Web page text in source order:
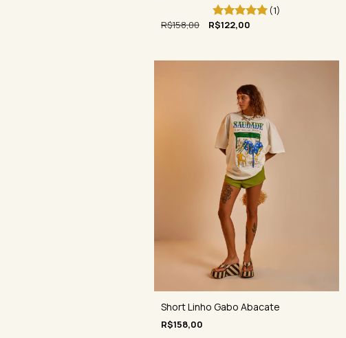
(1)
R$158,00
R$122,00
Short Linho Gabo Abacate
R$158,00